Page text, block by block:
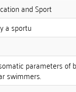
and Sport
a sportu
parameters of
swimmers.